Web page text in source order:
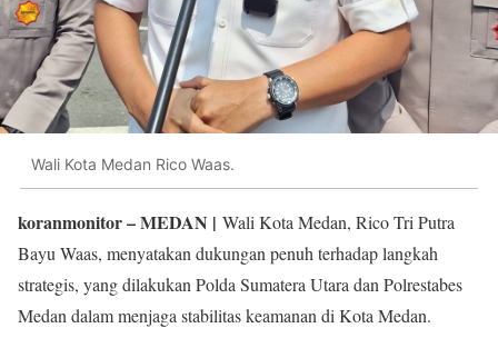
Wali Kota Medan Rico Waas.
koranmonitor– MEDAN | Wali Kota Medan, Rico Tri Putra
Bayu Waas, menyatakan dukungan penuh terhadap langkah
strategis, yang dilakukan Polda Sumatera Utara dan Polrestabes
Medan dalam menjaga stabilitas keamanan di Kota Medan.